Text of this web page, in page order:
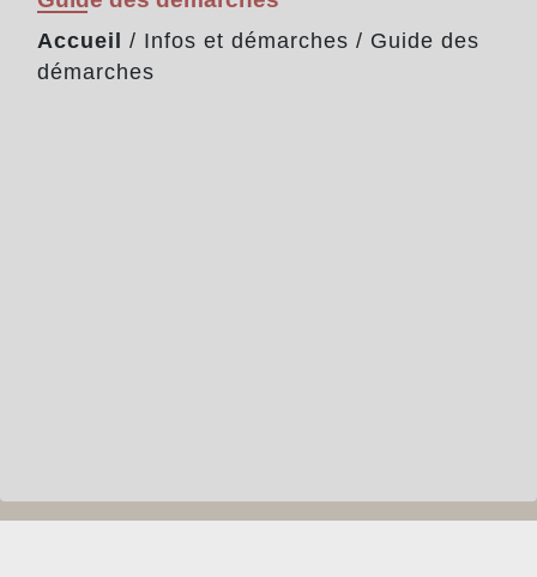
Accueil / Infos et démarches / Guide des
démarches